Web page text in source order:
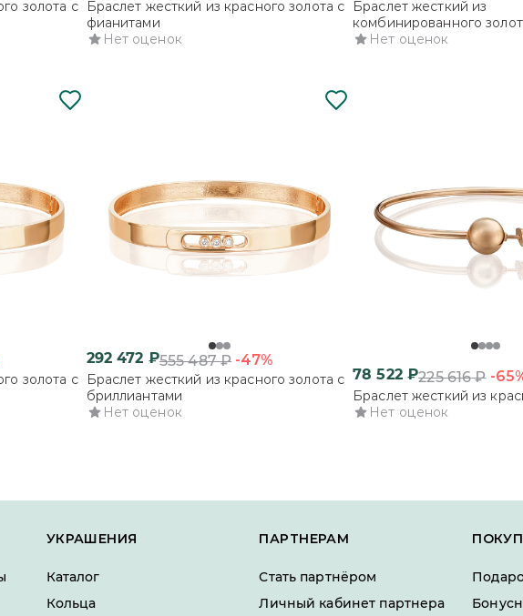
золота с
Браслет жесткий из красного золота с
фианитами
Нет оценок
Браслет жесткий из
комбинированного
фианитами
Нет оценок
золота с
292 472 ₽555 487₽ -47%
Браслет жесткий из красного золота с
бриллиантами
Нет оценок
78 522₽225 616₽ -
Браслет жесткий из
Нет оценок
УКРАШЕНИЯ
Каталог
Кольца
ПАРТНЕРАМ
Стать партнёром
Личный кабинет партнера